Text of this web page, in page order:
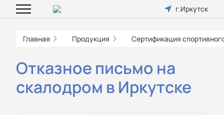
г.Иркутск
Главная Продукция Сертификация
Отказное письмо на
скалодром в Иркутске